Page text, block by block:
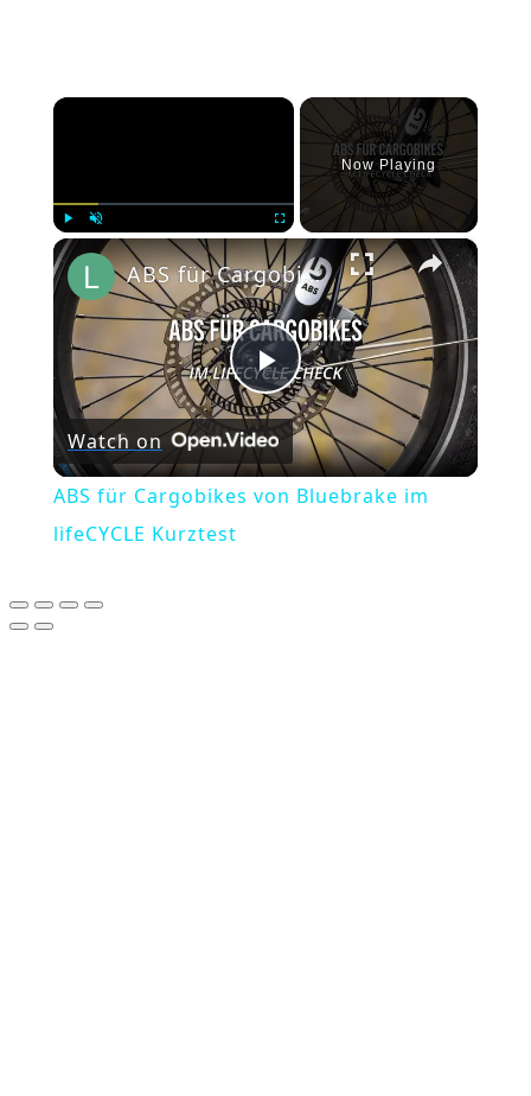
×
Play Unmute Fullscreen
Now Playing
×
Play
Video
ABS für Cargobikes von Bluebrake im lifeCYCLE Kurztest
Watch on
ABS für Cargobikes von Bluebrake im
lifeCYCLE Kurztest